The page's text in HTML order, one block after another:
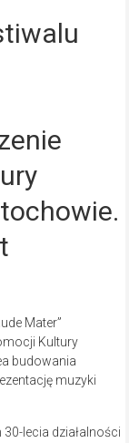
Mater”
Kultury
budowania
muzyki
lecia działalności